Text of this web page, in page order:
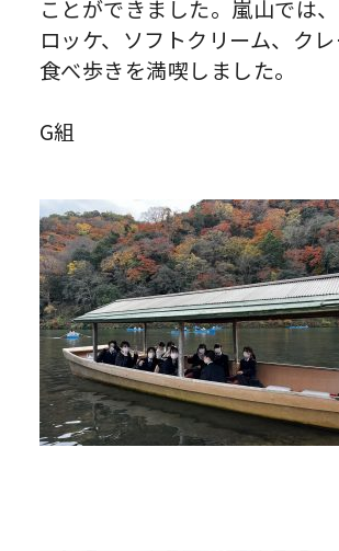
ことができました。嵐山では
ロッケ、ソフトクリーム、クレ
食べ歩きを満喫しました。
G組